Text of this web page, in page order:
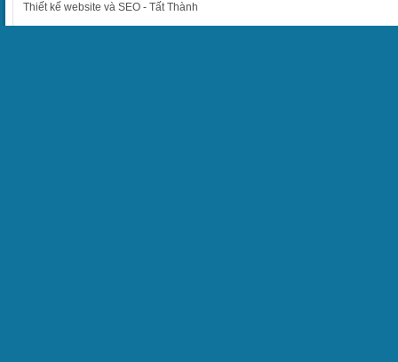
Thiết kế website và SEO - Tất Thành